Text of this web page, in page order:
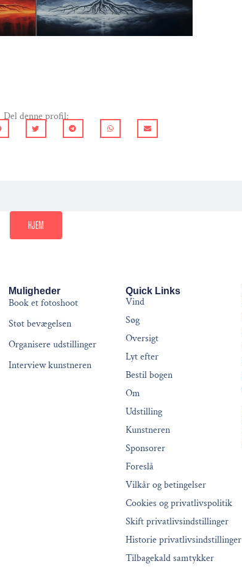
Del denne profil:
HJEM
Muligheder
Book et fotoshoot
Støt bevægelsen
Organisere udstillinger
Interview kunstneren
Quick Links
Vind
Søg
Oversigt
Lyt efter
Bestil bogen
Om
Udstilling
Kunstneren
Sponsorer
Foreslå
Vilkår og betingelser
Cookies og privatlivspolitik
Skift privatlivsindstillinger
Historie privatlivsindstillinger
Tilbagekald samtykker